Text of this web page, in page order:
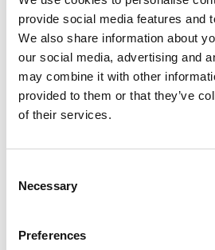
provide social media features and
We also share information about
our social media, advertising and
may combine it with other
provided to them or that they’ve
of their services.
Selection
Necessary
Preferences
Vraag een offerte
machine die u
Neem contact met ons op
Welke
tankwagenindustrie?
is een
Met een hoge druk en capaciteit